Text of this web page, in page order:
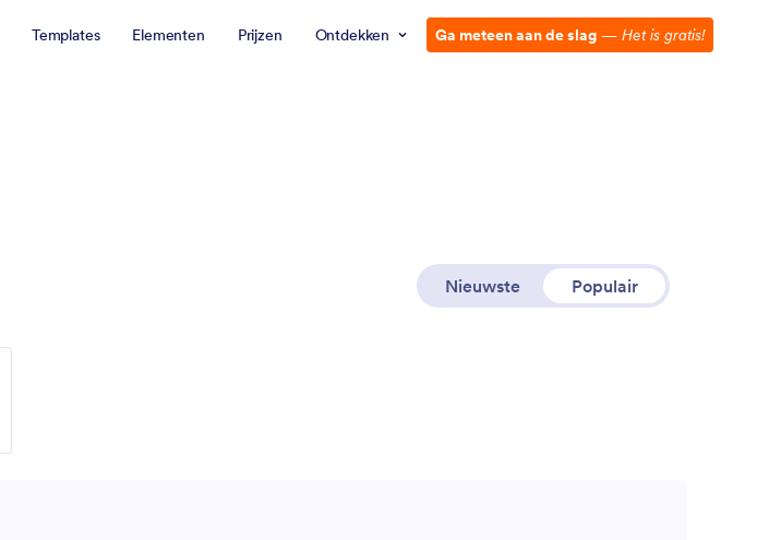
Templates Elementen Prijzen Ontdekken Ga meteen aan de slag — Het is gratis!
Nieuwste Populair